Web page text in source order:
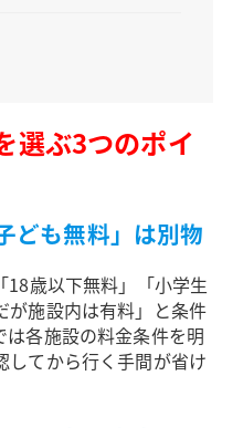
選ぶ3つのポイ
ども無料」は別物
18歳以下無料」「小学生
が施設内は有料」と条件
各施設の料金条件を明
してから行く手間が省け